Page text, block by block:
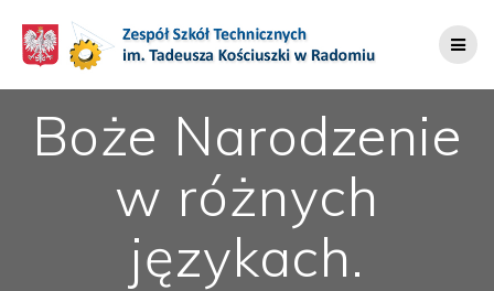
do
treści
Boże Narodzenie
w różnych
językach.